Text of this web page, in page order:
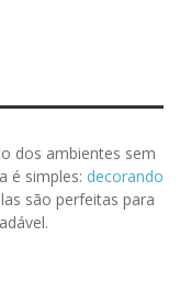
dos ambientes sem
é simples: decorando
são perfeitas para